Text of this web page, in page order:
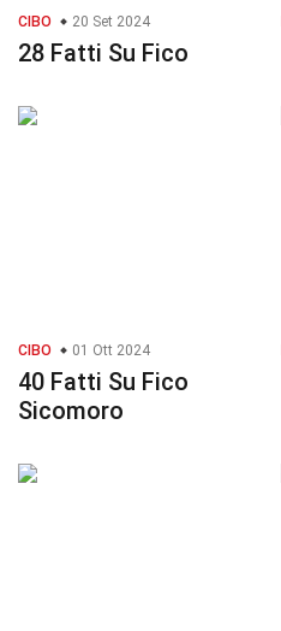
CIBO 20 Set 2024
28 Fatti Su Fico
CIBO 01 Ott 2024
40 Fatti Su Fico
Sicomoro